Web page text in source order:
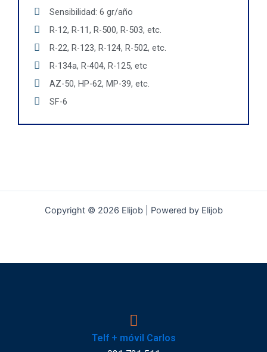
Sensibilidad: 6 gr/año
R-12, R-11, R-500, R-503, etc.
R-22, R-123, R-124, R-502, etc.
R-134a, R-404, R-125, etc
AZ-50, HP-62, MP-39, etc.
SF-6
Copyright © 2026 Elijob | Powered by Elijob
Telf + móvil Carlos